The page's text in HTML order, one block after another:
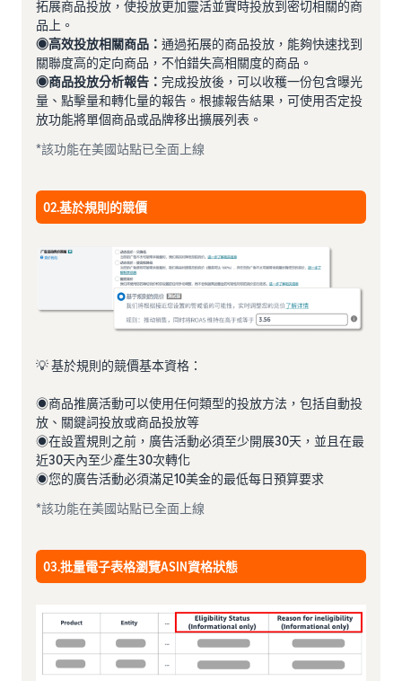
拓展商品投放，使投放更加靈活並實時投放到密切相關的商
品上。
◉高效投放相關商品： 通過拓展的商品投放，能夠快速找到
關聯度高的定向商品，不怕錯失高相關度的商品。
◉商品投放分析報告： 完成投放後，可以收穫一份包含曝光
量、點擊量和轉化量的報告。根據報告結果，可使用否定投
放功能將單個商品或品牌移出擴展列表。
*該功能在美國站點已全面上線
02.基於規則的競價
💡 基於規則的競價基本資格：
◉商品推廣活動可以使用任何類型的投放方法，包括自動投
放、關鍵詞投放或商品投放等
◉在設置規則之前，廣告活動必須至少開展30天，並且在最
近30天內至少產生30次轉化
◉您的廣告活動必須滿足10美金的最低每日預算要求
*該功能在美國站點已全面上線
03.批量電子表格瀏覽ASIN資格狀態